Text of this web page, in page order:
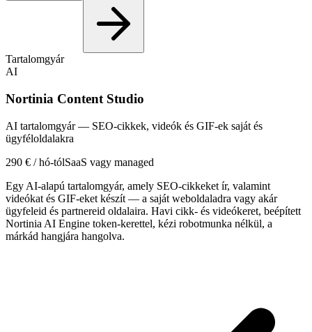
Tartalomgyár
AI
Nortinia Content Studio
AI tartalomgyár — SEO-cikkek, videók és GIF-ek saját és
ügyféloldalakra
290 € / hó-tólSaaS vagy managed
Egy AI-alapú tartalomgyár, amely SEO-cikkeket ír, valamint
videókat és GIF-eket készít — a saját weboldaladra vagy akár
ügyfeleid és partnereid oldalaira. Havi cikk- és videókeret, beépített
Nortinia AI Engine token-kerettel, kézi robotmunka nélkül, a
márkád hangjára hangolva.